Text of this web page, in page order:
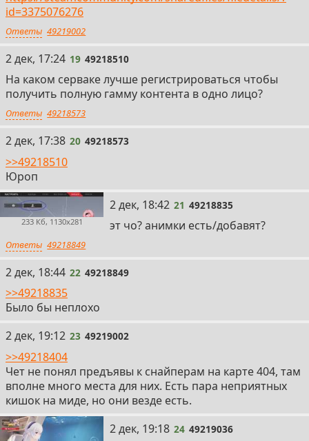
id=3375076276
Ответы 49219002
19
2 дек, 17:24 19 49218510
На каком серваке лучше регистрироваться чтобы
получить полную гамму контента в одно лицо?
Ответы 49218573
20
2 дек, 17:38 20 49218573
>>49218510
Юроп
233 Кб, 1130x281
21
2 дек, 18:42 21 49218835
эт чо? анимки есть/добавят?
Ответы 49218849
22
2 дек, 18:44 22 49218849
>>49218835
Было бы неплохо
23
2 дек, 19:12 23 49219002
>>49218404
Чет не понял предъявы к снайперам на карте 404, там
вполне много места для них. Есть пара неприятных
кишок на миде, но они везде есть.
24
2 дек, 19:18 24 49219036